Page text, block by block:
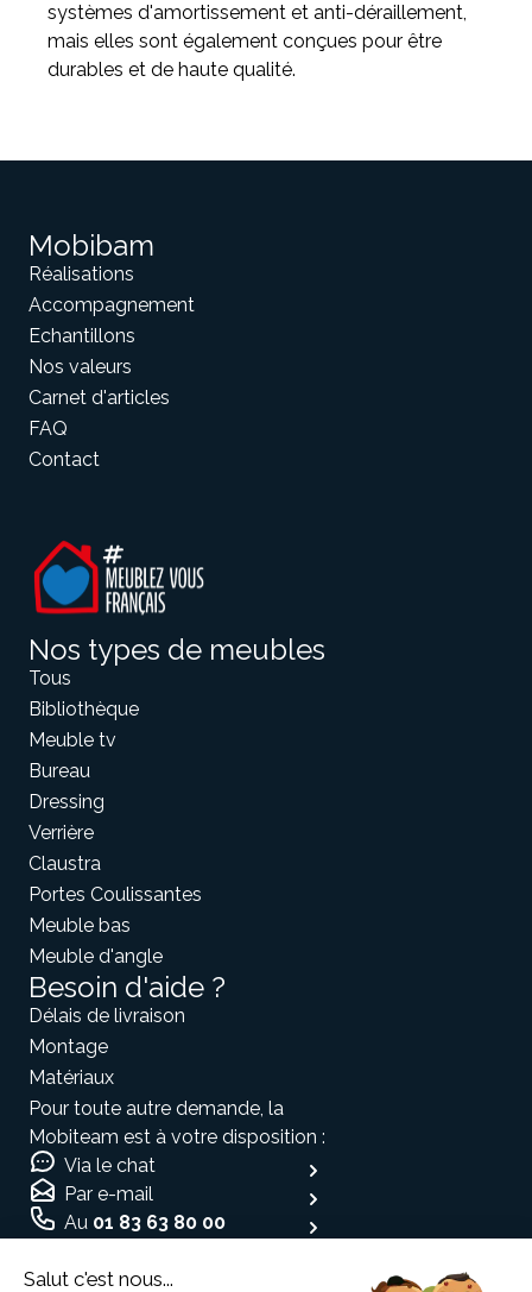
systèmes d'amortissement et anti-déraillement,
mais elles sont également conçues pour être
durables et de haute qualité.
Mobibam
Réalisations
Accompagnement
Echantillons
Nos valeurs
Carnet d'articles
FAQ
Contact
Nos types de meubles
Tous
Bibliothèque
Meuble tv
Bureau
Dressing
Verrière
Claustra
Portes Coulissantes
Meuble bas
Meuble d'angle
Besoin d'aide ?
Délais de livraison
Montage
Matériaux
Pour toute autre demande, la
Mobiteam est à votre disposition :
Via le chat
Par e-mail
Au 01 83 63 80 00
Moyen de paiement
Salut c'est nous...